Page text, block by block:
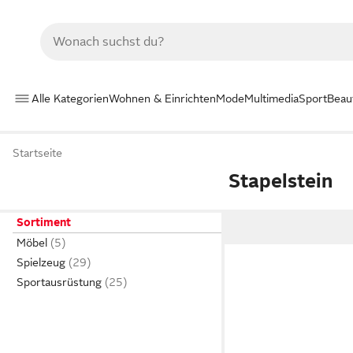
Alle KategorienWohnen & EinrichtenModeMultimediaSport
Startseite
Stapelstein
Sortiment
Möbel
Spielzeug
Sportausrüstung